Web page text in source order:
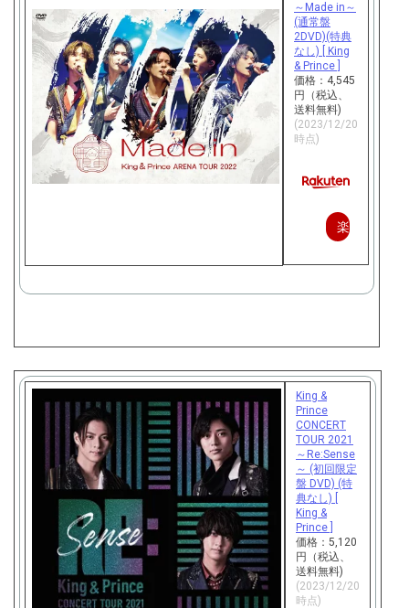
～Made in～
(通常盤
2DVD)(特典
なし) [ King
& Prince ]
価格：4,545
円（税込、
送料無料)
(2023/12/20
時点)
楽
入
King &
Prince
CONCERT
TOUR 2021
～Re:Sense
～ (初回限定
盤 DVD) (特
典なし) [
King &
Prince ]
価格：5,120
円（税込、
送料無料)
(2023/12/20
時点)